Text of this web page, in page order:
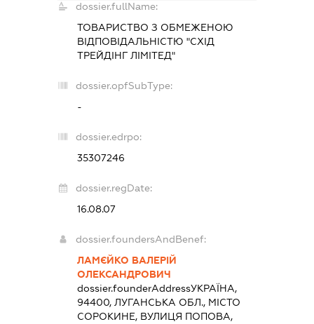
dossier.fullName:
ТОВАРИСТВО З ОБМЕЖЕНОЮ
ВІДПОВІДАЛЬНІСТЮ "СХІД
ТРЕЙДІНГ ЛІМІТЕД"
dossier.opfSubType:
-
dossier.edrpo:
35307246
dossier.regDate:
16.08.07
dossier.foundersAndBenef:
ЛАМЄЙКО ВАЛЕРІЙ
ОЛЕКСАНДРОВИЧ
dossier.founderAddressУКРАЇНА,
94400, ЛУГАНСЬКА ОБЛ., МІСТО
СОРОКИНЕ, ВУЛИЦЯ ПОПОВА,